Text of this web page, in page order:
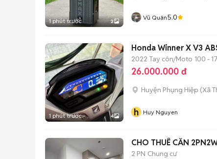
1 phút trước 2 Vũ Quân5.0
1 phút trước 4
Honda Winner X V3
2022 Tay côn/Moto 100 -
26.000.000 đ
Huyện Phụng Hiệp (Xã
h Huy Nguyen
CHO THUÊ CĂN
2 PN Chung cư